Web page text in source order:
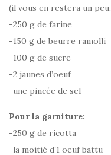
(il vous en restera un
-250 g de farine
-150 g de beurre ramolli
-100 g de sucre
-2 jaunes d’oeuf
-une pincée de sel
Pour la garniture:
-250 g de ricotta
-la moitié d’1 oeuf battu